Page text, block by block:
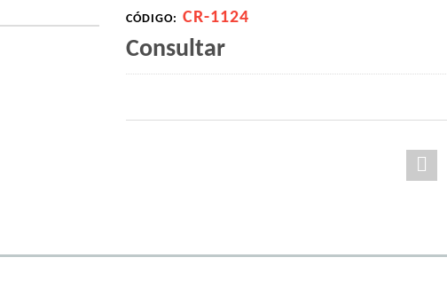
CÓDIGO: CR-1124
Consultar